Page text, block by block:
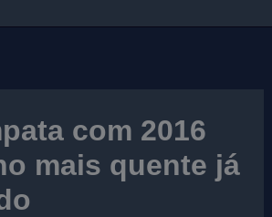
com 2016
mais quente já